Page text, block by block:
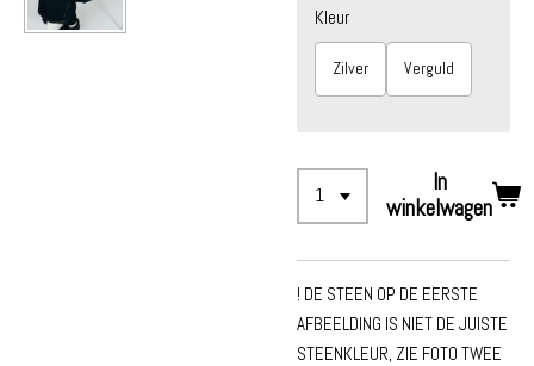
Kleur
Zilver Verguld
In
winkelwagen
! DE STEEN OP DE EERSTE
AFBEELDING IS NIET DE JUISTE
STEENKLEUR, ZIE FOTO TWEE